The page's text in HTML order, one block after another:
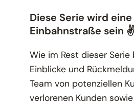
Diese Serie wird eine
Einbahnstraße sein ✌️
Wie im Rest dieser
Einblicke und
Team von potenziellen
verlorenen Kunden